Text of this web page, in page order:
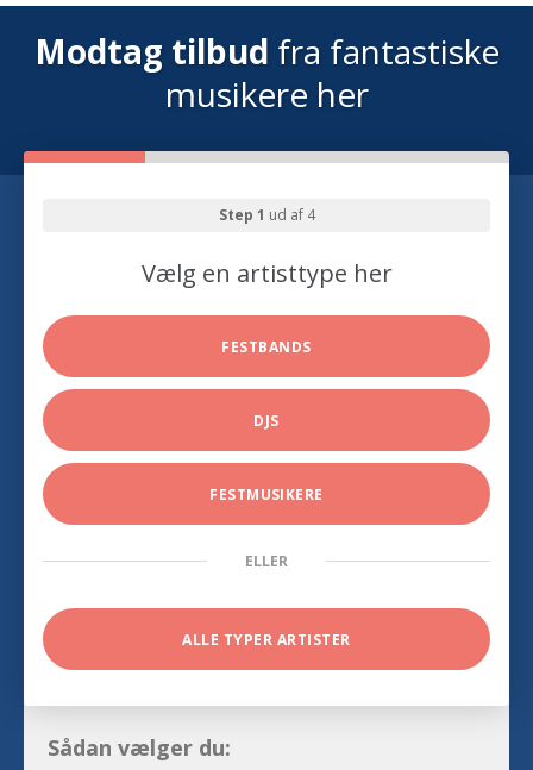
Modtag tilbud fra fantastiske
musikere her
Step 1 ud af 4
Vælg en artisttype her
FESTBANDS
DJS
FESTMUSIKERE
ELLER
ALLE TYPER ARTISTER
Sådan vælger du: